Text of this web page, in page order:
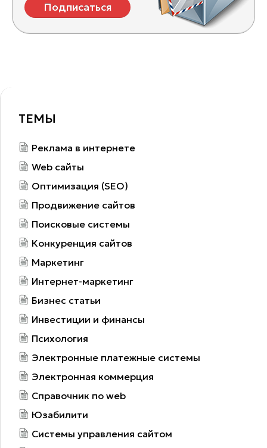
Подписаться
ТЕМЫ
Реклама в интернете
Web сайты
Оптимизация (SEO)
Продвижение сайтов
Поисковые системы
Конкуренция сайтов
Маркетинг
Интернет-маркетинг
Бизнес статьи
Инвестиции и финансы
Психология
Электронные платежные системы
Электронная коммерция
Справочник по web
Юзабилити
Системы управления сайтом